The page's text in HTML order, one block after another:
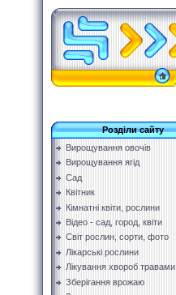
Розділи сайту
Вирощування овочів
Вирощування ягід
Сад
Квітник
Кімнатні квіти, рослини
Відео - сад, город, квіти
Світ рослин, сорти, фото
Лікарські рослини
Лікування хвороб травами
Зберігання врожаю